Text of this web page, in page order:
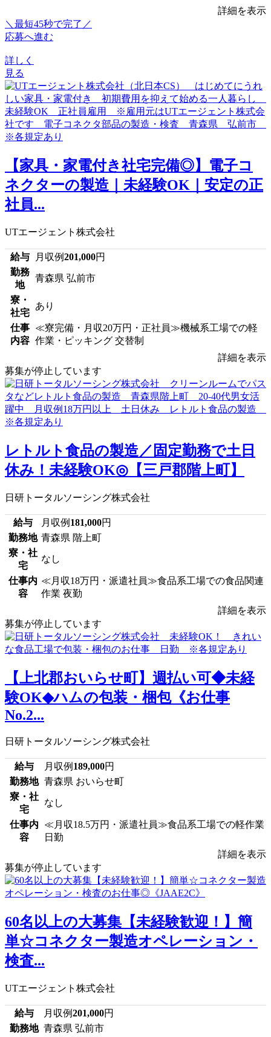
詳細を表示
＼最短45秒で完了／
応募へ進む
詳しく
見る
【家具・家電付き社宅完備◎】電子コ
ネクターの製造｜未経験OK｜安定の正
社員...
UTエージェント株式会社
給与 月収例201,000円
勤務
地
青森県 弘前市
寮・
社宅
あり
仕事
内容
≪寮完備・月収20万円・正社員≫機械系工場での軽
作業・ピッキング 交替制
詳細を表示
募集が停止しています
レトルト食品の製造／固定勤務で土日
休み！未経験OK◎【三戸郡階上町】
日研トータルソーシング株式会社
給与 月収例 181,000円
勤務地 青森県 階上町
寮・社
宅
なし
仕事内
容
≪月収18万円・派遣社員≫食品系工場での食品関連
作業 夜勤
詳細を表示
募集が停止しています
【上北郡おいらせ町】週払い可◆未経
験OK◆ハムの包装・梱包《お仕事
No.2...
日研トータルソーシング株式会社
給与 月収例 189,000円
勤務地 青森県 おいらせ町
寮・社
宅
なし
仕事内
容
≪月収18.5万円・派遣社員≫食品系工場での軽作業
日勤
詳細を表示
募集が停止しています
60名以上の大募集【未経験歓迎！】簡
単☆コネクター製造オペレーション・
検査...
UTエージェント株式会社
給与 月収例201,000円
勤務地 青森県 弘前市